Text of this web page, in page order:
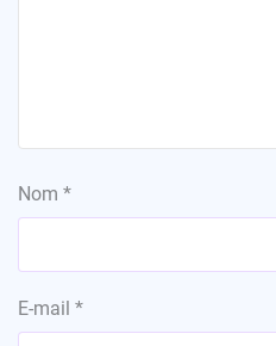
Nom *
E-mail *